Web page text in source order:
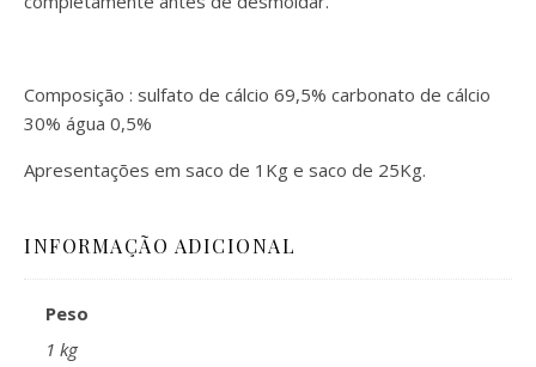
Composição : sulfato de cálcio 69,5% carbonato de cálcio
30% água 0,5%
Apresentações em saco de 1Kg e saco de 25Kg.
INFORMAÇÃO ADICIONAL
Peso
1 kg